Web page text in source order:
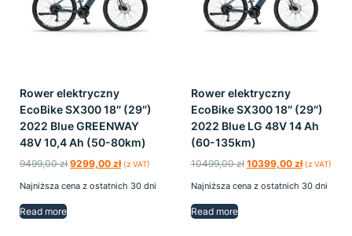
Rower elektryczny
EcoBike SX300 18″ (29″)
2022 Blue GREENWAY
48V 10,4 Ah (50-80km)
9499,00zł 9299,00 zł (z VAT)
Najniższa cena z ostatnich 30 dni
Read more
Rower elektryczny
EcoBike SX300 18″ (29″)
2022 Blue LG 48V 14 Ah
(60-135km)
10499,00zł 10399,00 zł (z VAT)
Najniższa cena z ostatnich 30 dni
Read more